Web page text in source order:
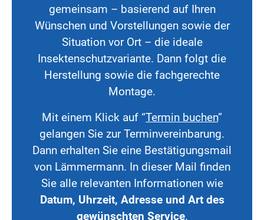
gemeinsam – basierend auf Ihren
Wünschen und Vorstellungen sowie der
Situation vor Ort – die ideale
Insektenschutzvariante. Dann folgt die
Herstellung sowie die fachgerechte
Montage.
Mit einem Klick auf “Termin buchen”
gelangen Sie zur Terminvereinbarung.
Dann erhalten Sie eine Bestätigungsmail
von Lämmermann. In dieser Mail finden
Sie alle relevanten Informationen wie
Datum, Uhrzeit, Adresse und Art des
gewünschten Service.